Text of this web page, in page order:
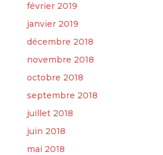
février 2019
janvier 2019
décembre 2018
novembre 2018
octobre 2018
septembre 2018
juillet 2018
juin 2018
mai 2018